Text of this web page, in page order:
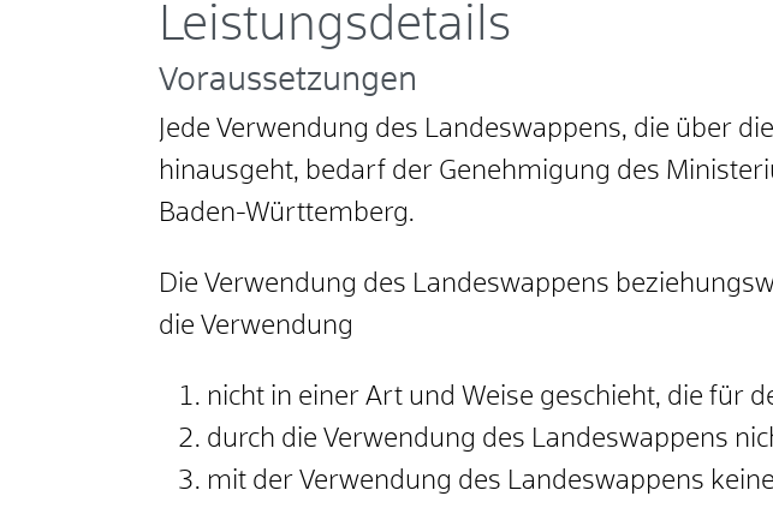
Leistungsdetails
Voraussetzungen
Jede Verwendung des Landeswappens, die über
hinausgeht, bedarf der Genehmigung des
Baden-Württemberg.
Die Verwendung des Landeswappens
die Verwendung
nicht in einer Art und Weise geschieht, die für
durch die Verwendung des Landeswappens
mit der Verwendung des Landeswappens